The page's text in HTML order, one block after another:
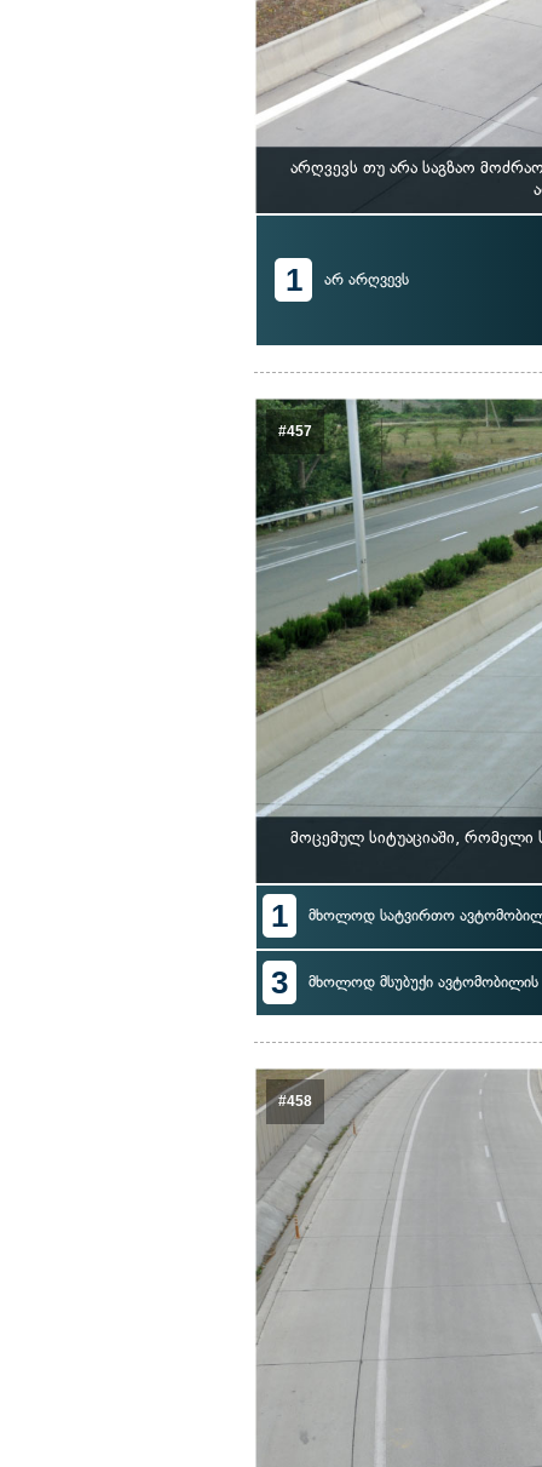
არღვევს თუ არა საგზაო
1 არ არღვევს
#457
მოცემულ სიტუაციაში,
1 მხოლოდ სატვირთო
3 მხოლოდ მსუბუქი
#458